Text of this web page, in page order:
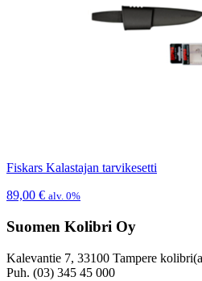
Fiskars Kalastajan tarvikesetti
89,00 € alv. 0%
Suomen Kolibri Oy
Kalevantie 7, 33100 Tampere
Puh. (03) 345 45 000